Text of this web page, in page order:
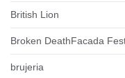
British Lion
Broken DeathFacada
brujeria